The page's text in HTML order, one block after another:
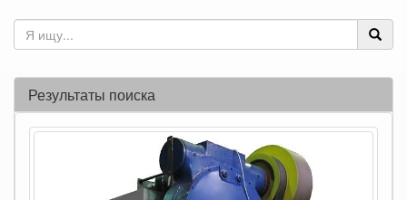
Результаты поиска